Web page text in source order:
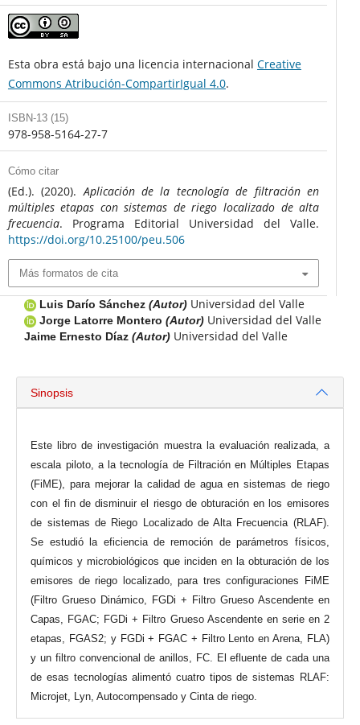
Esta obra está bajo una licencia internacional Creative
Commons Atribución-CompartirIgual 4.0.
ISBN-13 (15)
978-958-5164-27-7
Cómo citar
(Ed.). (2020).Aplicación de la tecnología de filtración en
múltiples etapas con sistemas de riego localizado de alta
frecuencia. Programa Editorial Universidad del Valle.
https://doi.org/10.25100/peu.506
Más formatos de cita
Luis Darío Sánchez (Autor) Universidad del Valle
Jorge Latorre Montero (Autor) Universidad del Valle
Jaime Ernesto Díaz (Autor) Universidad del Valle
Sinopsis
Este libro de investigación muestra la evaluación realizada, a
escala piloto, a la tecnología de Filtración en Múltiples Etapas
(FiME), para mejorar la calidad de agua en sistemas de riego
con el fin de disminuir el riesgo de obturación en los emisores
de sistemas de Riego Localizado de Alta Frecuencia (RLAF).
Se estudió la eficiencia de remoción de parámetros físicos,
químicos y microbiológicos que inciden en la obturación de los
emisores de riego localizado, para tres configuraciones FiME
(Filtro Grueso Dinámico, FGDi + Filtro Grueso Ascendente en
Capas, FGAC; FGDi + Filtro Grueso Ascendente en serie en 2
etapas, FGAS2; y FGDi + FGAC + Filtro Lento en Arena, FLA)
y un filtro convencional de anillos, FC. El efluente de cada una
de esas tecnologías alimentó cuatro tipos de sistemas RLAF:
Microjet, Lyn, Autocompensado y Cinta de riego.